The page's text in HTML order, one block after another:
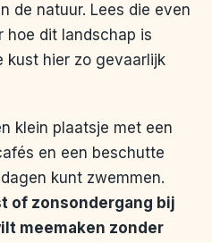
de natuur. Lees die even
hoe dit landschap is
kust hier zo gevaarlijk
klein plaatsje met een
en een beschutte
kunt zwemmen.
of zonsondergang bij
meemaken zonder